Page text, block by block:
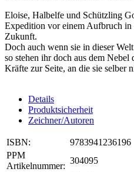
Eloise, Halbelfe und Schützling
Expedition vor einem Aufbruch in
Zukunft.
Doch auch wenn sie in dieser
so stehen ihr doch aus dem Nebel
Kräfte zur Seite, an die sie selber
Details
Produktsicherheit
Zeichner/Autoren
ISBN:
9783941236196
PPM
Artikelnummer:
304095